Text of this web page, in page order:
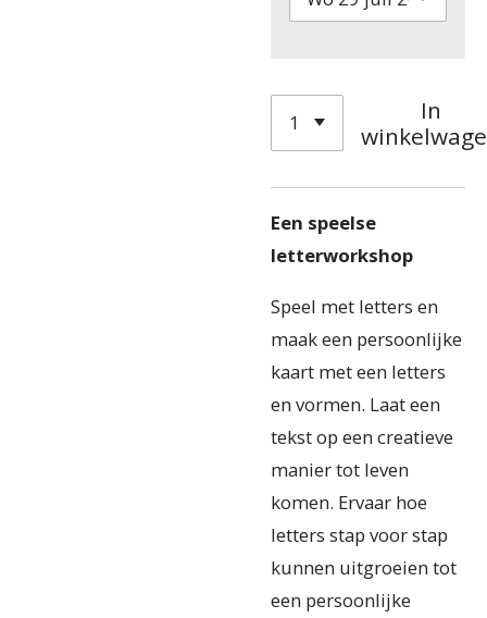
In
Een speelse
letterworkshop
Speel met letters en
maak een persoonlijke
kaart met een letters
en vormen. Laat een
tekst op een creatieve
manier tot leven
komen. Ervaar hoe
letters stap voor stap
kunnen uitgroeien tot
een persoonlijke